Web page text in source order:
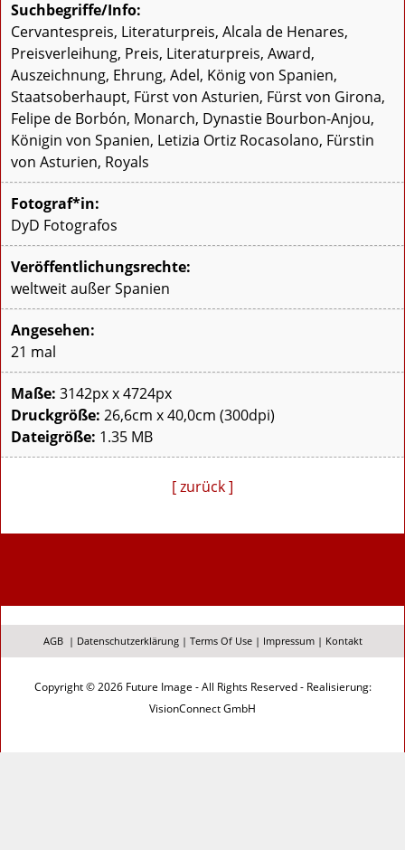
Suchbegriffe/Info:
Cervantespreis, Literaturpreis, Alcala de Henares,
Preisverleihung, Preis, Literaturpreis, Award,
Auszeichnung, Ehrung, Adel, König von Spanien,
Staatsoberhaupt, Fürst von Asturien, Fürst von Girona,
Felipe de Borbón, Monarch, Dynastie Bourbon-Anjou,
Königin von Spanien, Letizia Ortiz Rocasolano, Fürstin
von Asturien, Royals
Fotograf*in:
DyD Fotografos
Veröffentlichungsrechte:
weltweit außer Spanien
Angesehen:
21 mal
Maße: 3142px x 4724px
Druckgröße: 26,6cm x 40,0cm (300dpi)
Dateigröße: 1.35 MB
[ zurück ]
AGB | Datenschutzerklärung| Terms Of Use| Impressum| Kontakt
Copyright © 2026 Future Image - All Rights Reserved - Realisierung:
VisionConnect GmbH